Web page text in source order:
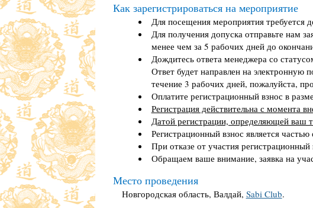
Как зарегистрироваться на мероприятие
Для посещения мероприятия требуется
Для получения допуска отправьте нам
менее чем за 5 рабочих дней до
Дождитесь ответа менеджера со
Ответ будет направлен на электронную
течение 3 рабочих дней, пожалуйста,
Оплатите регистрационный взнос в
Регистрация действительна с момента
Датой регистрации, определяющей ваш
Регистрационный взнос является
При отказе от участия
Обращаем ваше внимание, заявка на
Место проведения
Новгородская область, Валдай, Sabi Club.